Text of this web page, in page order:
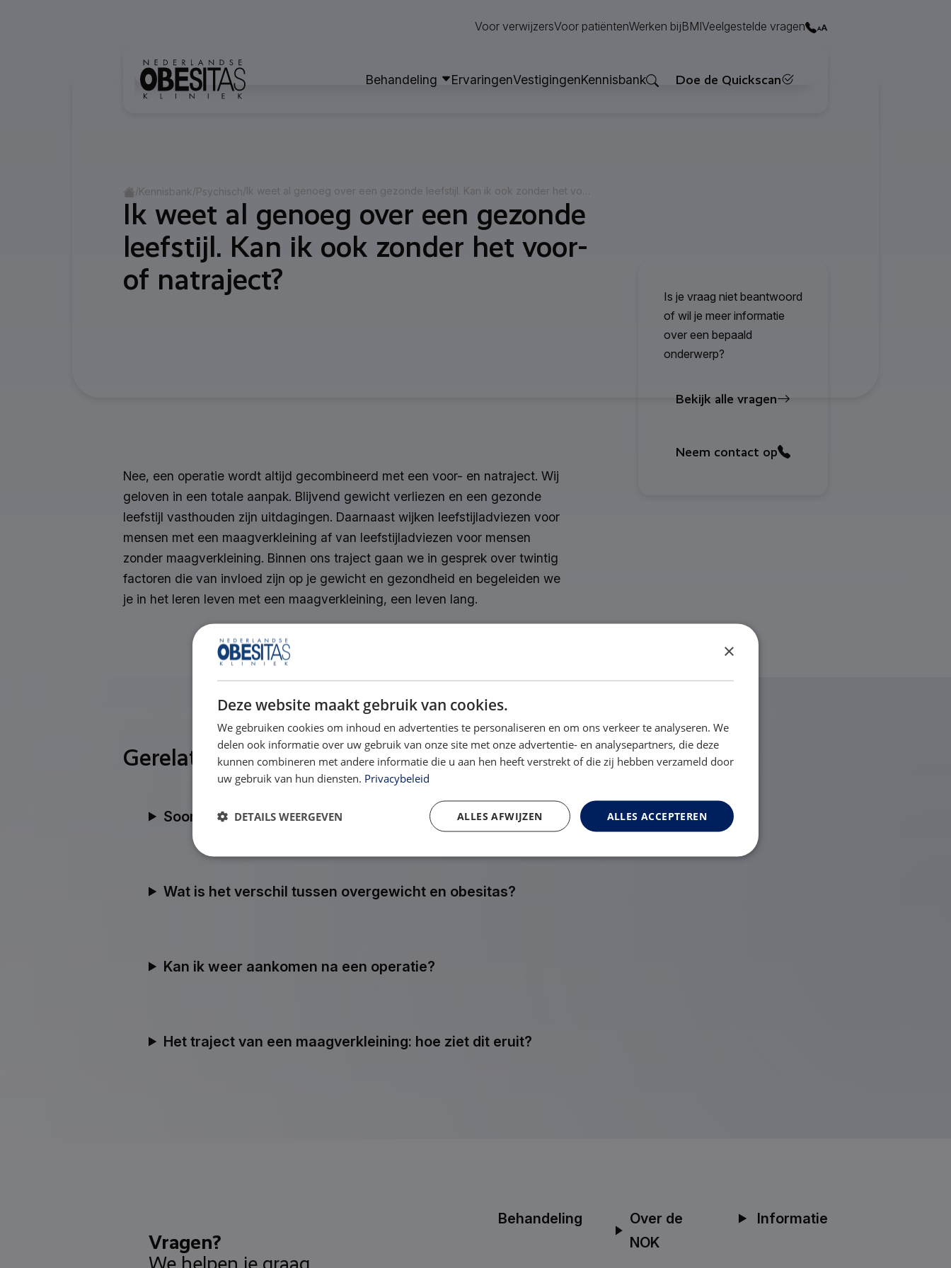
Voor verwijzersVoor patiëntenWerken bijBMIVeelgestelde vragen Contact
Behandeling ErvaringenVestigingenKennisbank Zoeken
Doe de Quickscan
Home
/Kennisbank/Psychisch/
Categorie:Psychisch
Ik weet al genoeg over een gezonde
leefstijl. Kan ik ook zonder het voor-
of natraject?
Nee, een operatie wordt altijd gecombineerd met een voor- en natraject. Wij
geloven in een totale aanpak. Blijvend gewicht verliezen en een gezonde
leefstijl vasthouden zijn uitdagingen. Daarnaast wijken leefstijladviezen voor
mensen met een maagverkleining af van leefstijladviezen voor mensen
zonder maagverkleining. Binnen ons traject gaan we in gesprek over twintig
factoren die van invloed zijn op je gewicht en gezondheid en begeleiden we
je in het leren leven met een maagverkleining, een leven lang.
Is je vraag niet beantwoord
of wil je meer informatie
over een bepaald
onderwerp?
Bekijk alle vragen
Neem contact op
Gerelateerde vragen
Soorten maagverkleiningen: welke mogelijkheden zijn er?
Wat is het verschil tussen overgewicht en obesitas?
Kan ik weer aankomen na een operatie?
Het traject van een maagverkleining: hoe ziet dit eruit?
Vragen?
Behandeling
Over de
NOK
Informatie
×
Deze website maakt gebruik van cookies.
We gebruiken cookies om inhoud en advertenties te personaliseren en om ons verkeer te analyseren. We
delen ook informatie over uw gebruik van onze site met onze advertentie- en analysepartners, die deze
kunnen combineren met andere informatie die u aan hen heeft verstrekt of die zij hebben verzameld door
uw gebruik van hun diensten. Privacybeleid
ALLES ACCEPTEREN
ALLES AFWIJZEN
DETAILS WEERGEVEN